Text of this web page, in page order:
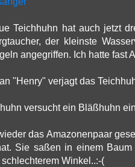
Teichhuhn hat auch jetzt
der kleinste
angegriffen. Ich hatte fast
"Henry" verjagt das
versucht ein Bläßhuhn
das Amazonenpaar
Sie saßen in einem
schlechterem Winkel..:-(